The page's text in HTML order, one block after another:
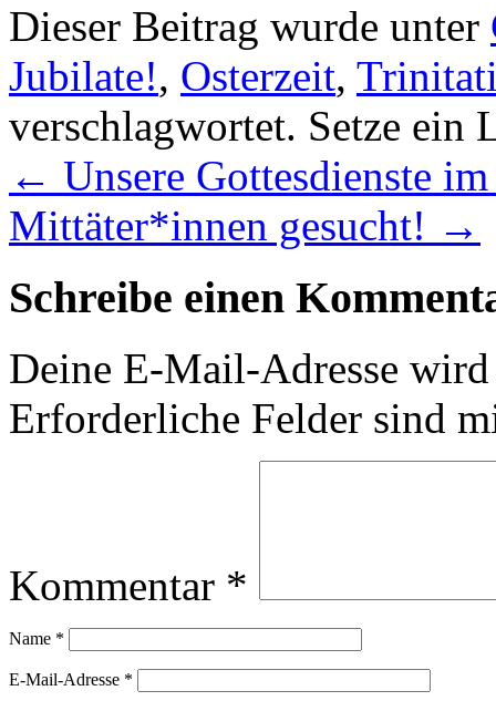
Dieser Beitrag wurde unter
Jubilate!, Osterzeit,
verschlagwortet. Setze ein
← Unsere Gottesdienste
Mittäter*innen gesucht! →
Schreibe einen
Deine E-Mail-Adresse
Erforderliche Felder sind
Kommentar *
Name *
E-Mail-Adresse *